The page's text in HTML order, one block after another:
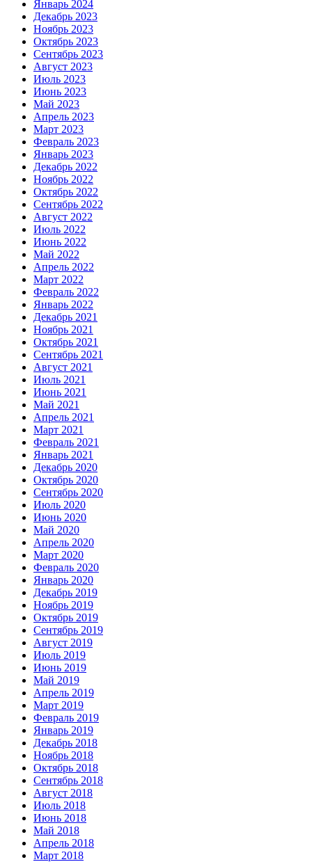
Январь 2024
Декабрь 2023
Ноябрь 2023
Октябрь 2023
Сентябрь 2023
Август 2023
Июль 2023
Июнь 2023
Май 2023
Апрель 2023
Март 2023
Февраль 2023
Январь 2023
Декабрь 2022
Ноябрь 2022
Октябрь 2022
Сентябрь 2022
Август 2022
Июль 2022
Июнь 2022
Май 2022
Апрель 2022
Март 2022
Февраль 2022
Январь 2022
Декабрь 2021
Ноябрь 2021
Октябрь 2021
Сентябрь 2021
Август 2021
Июль 2021
Июнь 2021
Май 2021
Апрель 2021
Март 2021
Февраль 2021
Январь 2021
Декабрь 2020
Октябрь 2020
Сентябрь 2020
Июль 2020
Июнь 2020
Май 2020
Апрель 2020
Март 2020
Февраль 2020
Январь 2020
Декабрь 2019
Ноябрь 2019
Октябрь 2019
Сентябрь 2019
Август 2019
Июль 2019
Июнь 2019
Май 2019
Апрель 2019
Март 2019
Февраль 2019
Январь 2019
Декабрь 2018
Ноябрь 2018
Октябрь 2018
Сентябрь 2018
Август 2018
Июль 2018
Июнь 2018
Май 2018
Апрель 2018
Март 2018